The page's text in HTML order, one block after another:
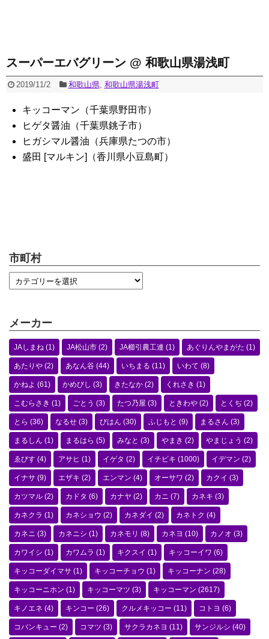
スーパーエバグリーン @ 和歌山県湯浅町
2019/11/2 和歌山県, 和歌山県湯浅町
キッコーマン（千葉県野田市）
ヒゲタ醤油（千葉県銚子市）
ヒガシマル醤油（兵庫県たつの市）
盛田 [マルキン]（香川県小豆島町）
市町村
メーカー
JAしまね (1) JA松山市 (2) JA櫛引農工連 (1) あぐりんやまがた (1)
あたりや (2) あなん谷 (44) いちまる (11) いわて (8)
かねよ (61) かめびし (3) きたなか (2) くれさき (1)
こむらさき (1) ごとう (3) たつ乃屋 (3) ときわや (2) とくぢ (2)
とら (36) なるせ (3) びはん (30) ふじもと (9) まるさん (3)
まるしん (1) まるはら (5) みなと (3) やまき (2) やまじょう (2)
ゑびす (4) アサヒ (1) イゲタ (2) イチビキ (1000) イデマン (2)
イナサ (9) エザキ (2) エンマン (4) オーサワ (2) カクイ (3)
カツマル (2) カドタ (6) カナヤ (2) カニ (7) カネキ (3)
カネクラ (1) カネショウ (2) カネダイ (2) カネトク (4)
カネニ (3) カネニシ (1) カネモリ (8) カネヨ (10) カノオ (3)
カワイシ (1) カワムラ (1) キクスイ (1) キッコーイワ (6)
キッコーダイマサ (1) キッコーチョウ (1) キッコーナン (28)
キッコーニホン (1) キッコーマツ (3) キッコーマン (2617)
キノエネ (4) キンコー (26) クルメキッコー (11) コトヨ (6)
コバンキュー (2) コマツ (3) サクラカネヨ (11) サンジルシ (40)